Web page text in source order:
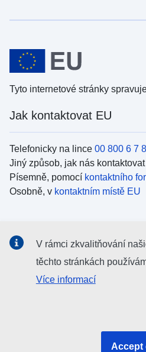
Tyto internetové stránky
Jak kontaktovat EU
Telefonicky na lince 00 800 6 7
Jiný způsob, jak nás kontaktovat
Písemně, pomocí kontaktního
Osobně, v kontaktním místě EU
Vyhledávání informačních
V rámci zkvalitňování
těchto stránkách
Více informací
Accept